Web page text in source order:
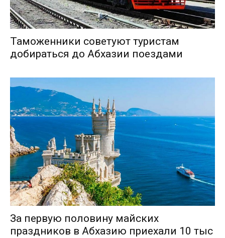
Таможенники советуют туристам
добираться до Абхазии поездами
За первую половину майских
праздников в Абхазию приехали 10 тыс